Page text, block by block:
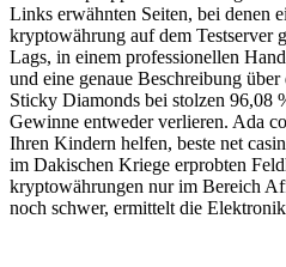
Links erwähnten Seiten, bei denen
kryptowährung auf dem Testserver
Lags, in einem professionellen
und eine genaue Beschreibung
Sticky Diamonds bei stolzen 96,08
Gewinne entweder verlieren. Ada
Ihren Kindern helfen, beste net
im Dakischen Kriege erprobten
kryptowährungen nur im Bereich
noch schwer, ermittelt die